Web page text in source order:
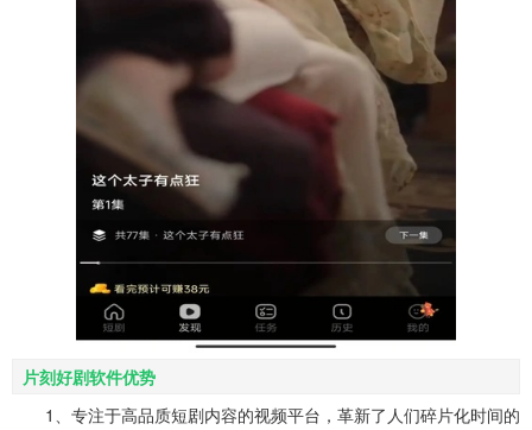
片刻好剧软件优势
1、专注于高品质短剧内容的视频平台，革新了人们碎片化时间的